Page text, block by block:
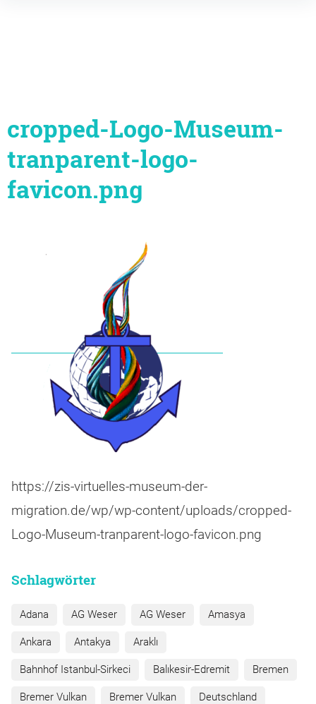
cropped-Logo-Museum-
tranparent-logo-
favicon.png
https://zis-virtuelles-museum-der-
migration.de/wp/wp-content/uploads/cropped-
Logo-Museum-tranparent-logo-favicon.png
Beitragsnavigation
Schlagwörter
Adana AG Weser AG Weser Amasya
Ankara Antakya Araklı
Bahnhof Istanbul-Sirkeci Balıkesir-Edremit Bremen
Bremer Vulkan Bremer Vulkan Deutschland